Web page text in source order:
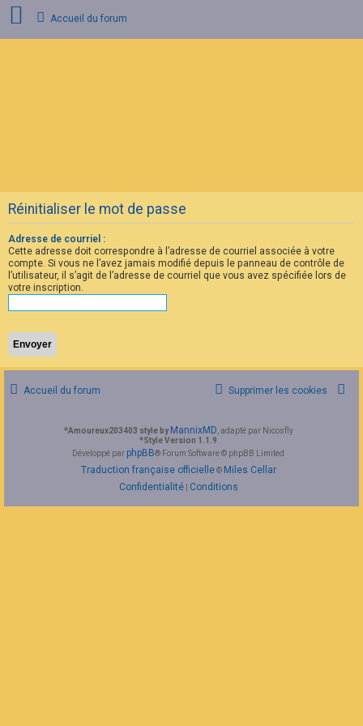
I
s
c
r
i
p
t
n
A
Q
Accueil du forum
Réinitialiser le mot de passe
Adresse de courriel :
Cette adresse doit correspondre à l’adresse de courriel associée à votre
compte. Si vous ne l’avez jamais modifié depuis le panneau de contrôle de
l’utilisateur, il s’agit de l’adresse de courriel que vous avez spécifiée lors de
votre inscription.
Accueil du forum Supprimer les cookies
*Amoureux203403 style by MannixMD, adapté par Nicosfly
*Style Version 1.1.9
Développé par phpBB® Forum Software © phpBB Limited
Traduction française officielle© Miles Cellar
Confidentialité| Conditions